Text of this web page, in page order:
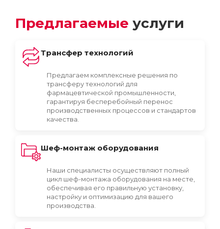
Предлагаемые услуги
Трансфер технологий
Предлагаем комплексные решения по
трансферу технологий для
фармацевтической промышленности,
гарантируя бесперебойный перенос
производственных процессов и стандартов
качества.
Шеф-монтаж оборудования
Наши специалисты осуществляют полный
цикл шеф-монтажа оборудования на месте,
обеспечивая его правильную установку,
настройку и оптимизацию для вашего
производства.